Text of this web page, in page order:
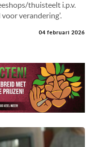
thuisteelt i.p.v.
verandering'.
04 februari 2026